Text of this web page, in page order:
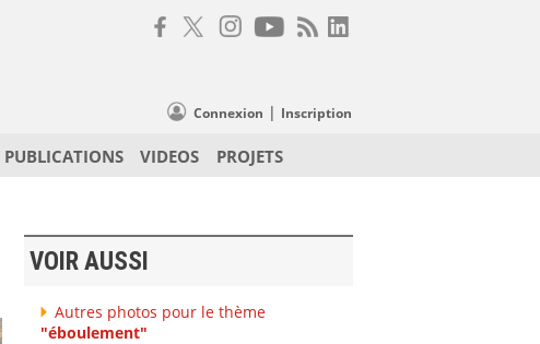
Connexion | Inscription
PUBLICATIONS VIDEOS PROJETS
VOIR AUSSI
Autres photos pour le thème
"éboulement"